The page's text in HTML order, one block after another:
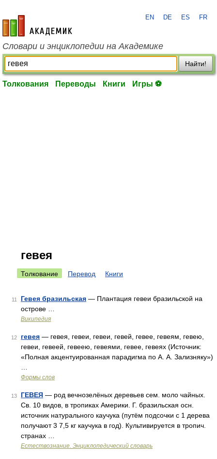
academic.ru
EN DE ES FR
Словари и энциклопедии на Академике
Найти!
Толкования Переводы Книги Игры ⚽
гевея
Толкование Перевод Книги
11 Гевея бразильская — Плантация гевеи бразильской на
острове …
Википедия
12 гевея — гевея, гевеи, гевеи, гевей, гевее, гевеям, гевею,
гевеи, гевеей, гевеею, гевеями, гевее, гевеях (Источник:
«Полная акцентуированная парадигма по А. А. Зализняку»)
Формы слов
13 ГЕВЕЯ — род вечнозелёных деревьев сем. моло чайных.
Св. 10 видов, в тропиках Америки. Г. бразильская осн.
источник натурального каучука (путём подсочки с 1 дерева
получают 3 7,5 кг каучука в год). Культивируется в тропич.
странах …
Естествознание. Энциклопедический словарь